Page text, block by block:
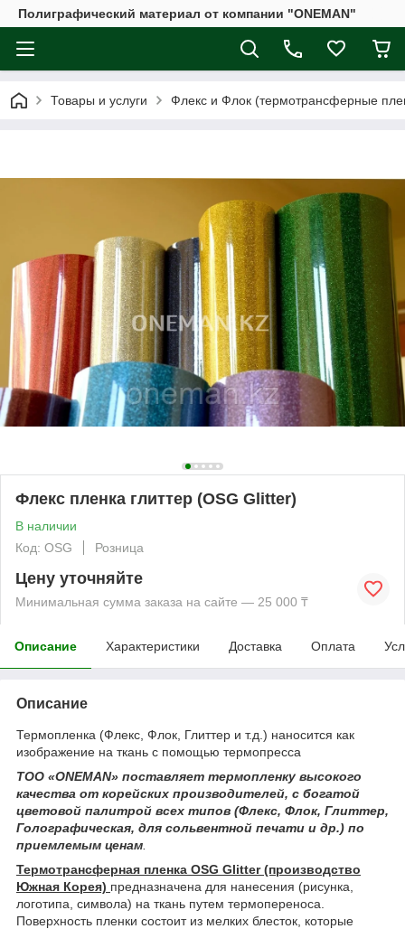
Полиграфический материал от компании "ONEMAN"
Товары и услуги Флекс и Флок (термотрансферные
Флекс пленка глиттер (OSG Glitter)
В наличии
Код: OSG
Розница
Цену уточняйте
Минимальная сумма заказа на сайте — 25 000 ₸
Описание Характеристики Доставка Оплата
Описание
Термопленка (Флекс, Флок, Глиттер и т.д.) наносится как
изображение на ткань с помощью термопресса
ТОО «ONEMAN» поставляет термопленку высокого
качества от корейских производителей, с богатой
цветовой палитрой всех типов (Флекс, Флок, Глиттер,
Голографическая, для сольвентной печати и др.) по
приемлемым ценам
Термотрансферная пленка OSG Glitter (производство
Южная Корея) предназначена для нанесения (рисунка,
логотипа, символа) на ткань путем термопереноса.
Поверхность пленки состоит из мелких блесток, которые